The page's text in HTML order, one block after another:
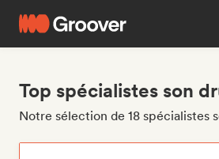
Top spécialistes son
Notre sélection de 18 spécialistes